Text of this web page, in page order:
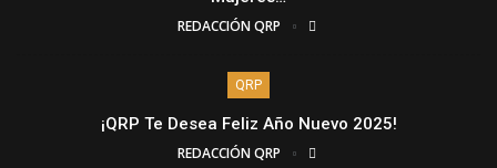
REDACCIÓN QRP
QRP
¡QRP Te Desea Feliz Año Nuevo 2025!
REDACCIÓN QRP